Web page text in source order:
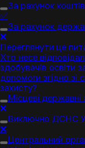
За рахунок
✅
За рахунок
❌
Переглянути це
Хто несе
здобувачів освіти
допомоги згідно зі
захисту?
Місцеві державні
❌
Виключно ДСНС
❌
Центральний